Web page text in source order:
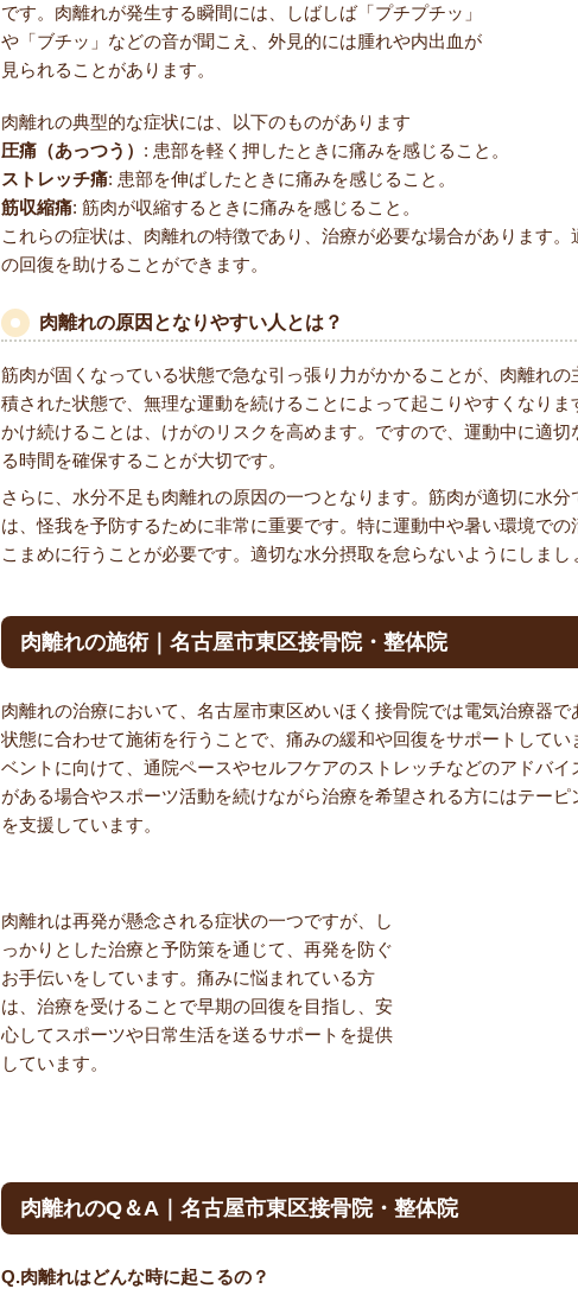
です。肉離れが発生する瞬間には、しばしば「プチプチッ」
や「ブチッ」などの音が聞こえ、外見的には腫れや内出血が
見られることがあります。
肉離れの典型的な症状には、以下のものがあります
圧痛（あっつう） : 患部を軽く押したときに痛みを感じること。
ストレッチ痛: 患部を伸ばしたときに痛みを感じること。
筋収縮痛: 筋肉が収縮するときに痛みを感じること。
これらの症状は、肉離れの特徴であり、治療が必要な場合があります
の回復を助けることができます。
肉離れの原因となりやすい人とは？
筋肉が固くなっている状態で急な引っ張り力がかかることが、肉離れ
積された状態で、無理な運動を続けることによって起こりやすくなり
かけ続けることは、けがのリスクを高めます。ですので、運動中に適
る時間を確保することが大切です。
さらに、水分不足も肉離れの原因の一つとなります。筋肉が適切に水分
は、怪我を予防するために非常に重要です。特に運動中や暑い環境での
こまめに行うことが必要です。適切な水分摂取を怠らないようにしまし
肉離れの施術｜名古屋市東区接骨院・整体院
肉離れの治療において、名古屋市東区めいほく接骨院では電気治療器
状態に合わせて施術を行うことで、痛みの緩和や回復をサポートして
ベントに向けて、通院ペースやセルフケアのストレッチなどのアドバ
がある場合やスポーツ活動を続けながら治療を希望される方にはテー
を支援しています。
肉離れは再発が懸念される症状の一つですが、し
っかりとした治療と予防策を通じて、再発を防ぐ
お手伝いをしています。痛みに悩まれている方
は、治療を受けることで早期の回復を目指し、安
心してスポーツや日常生活を送るサポートを提供
しています。
肉離れのQ＆A｜名古屋市東区接骨院・整体院
Q.肉離れはどんな時に起こるの？